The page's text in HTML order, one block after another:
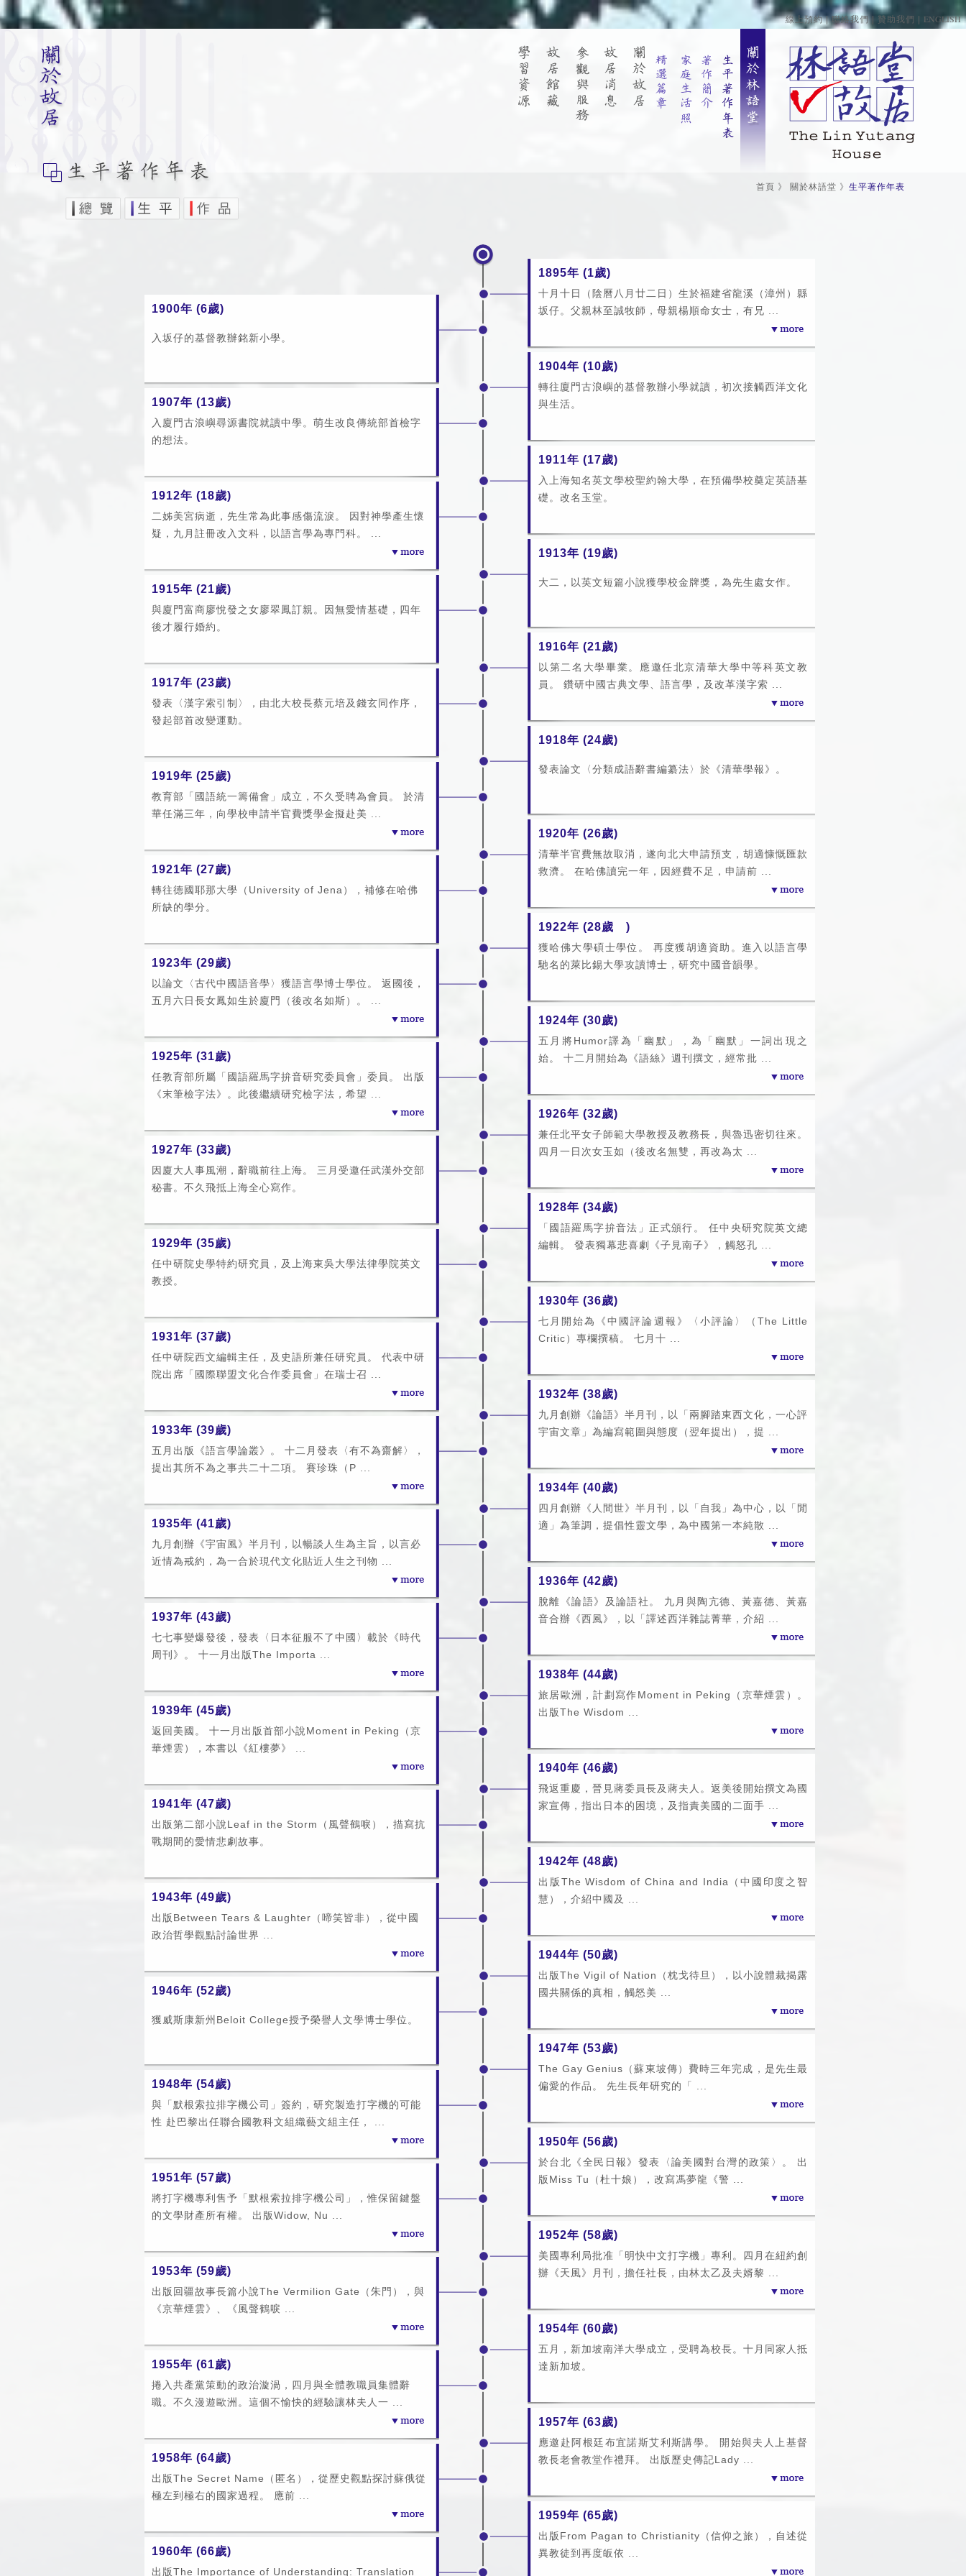
1895年 (1歲)
十月十日（陰曆八月廿二日）生於福建省龍溪（漳州）縣
坂仔。父親林至誠牧師，母親楊順命女士，有兄 ...
1900年 (6歲)
入坂仔的基督教辦銘新小學。
1904年 (10歲)
轉往廈門古浪嶼的基督教辦小學就讀，初次接觸西洋文化
與生活。
1907年 (13歲)
入廈門古浪嶼尋源書院就讀中學。萌生改良傳統部首檢字
的想法。
1911年 (17歲)
入上海知名英文學校聖約翰大學，在預備學校奠定英語基
礎。改名玉堂。
1912年 (18歲)
二姊美宮病逝，先生常為此事感傷流淚。 因對神學產生懷
疑，九月註冊改入文科，以語言學為專門科。 ...
1913年 (19歲)
大二，以英文短篇小說獲學校金牌獎，為先生處女作。
1915年 (21歲)
與廈門富商廖悅發之女廖翠鳳訂親。因無愛情基礎，四年
後才履行婚約。
1916年 (21歲)
以第二名大學畢業。應邀任北京清華大學中等科英文教
員。 鑽研中國古典文學、語言學，及改革漢字索 ...
1917年 (23歲)
發表〈漢字索引制〉，由北大校長蔡元培及錢玄同作序，
發起部首改變運動。
1918年 (24歲)
發表論文〈分類成語辭書編纂法〉於《清華學報》。
1919年 (25歲)
教育部「國語統一籌備會」成立，不久受聘為會員。 於清
華任滿三年，向學校申請半官費獎學金擬赴美 ...
1920年 (26歲)
清華半官費無故取消，遂向北大申請預支，胡適慷慨匯款
救濟。 在哈佛讀完一年，因經費不足，申請前 ...
1921年 (27歲)
轉往德國耶那大學（University of Jena），補修在哈佛
所缺的學分。
1922年 (28歲 )
獲哈佛大學碩士學位。 再度獲胡適資助。進入以語言學
馳名的萊比錫大學攻讀博士，研究中國音韻學。
1923年 (29歲)
以論文〈古代中國語音學〉獲語言學博士學位。 返國後，
五月六日長女鳳如生於廈門（後改名如斯）。 ...
1924年 (30歲)
五月將Humor譯為「幽默」，為「幽默」一詞出現之
始。 十二月開始為《語絲》週刊撰文，經常批 ...
1925年 (31歲)
任教育部所屬「國語羅馬字拚音研究委員會」委員。 出版
《末筆檢字法》。此後繼續研究檢字法，希望 ...
1926年 (32歲)
兼任北平女子師範大學教授及教務長，與魯迅密切往來。
四月一日次女玉如（後改名無雙，再改為太 ...
1927年 (33歲)
因廈大人事風潮，辭職前往上海。 三月受邀任武漢外交部
秘書。不久飛抵上海全心寫作。
1928年 (34歲)
「國語羅馬字拚音法」正式頒行。 任中央研究院英文總
編輯。 發表獨幕悲喜劇《子見南子》，觸怒孔 ...
1929年 (35歲)
任中研院史學特約研究員，及上海東吳大學法律學院英文
教授。
1930年 (36歲)
七月開始為《中國評論週報》〈小評論〉（The Little
Critic）專欄撰稿。 七月十 ...
1931年 (37歲)
任中研院西文編輯主任，及史語所兼任研究員。 代表中研
院出席「國際聯盟文化合作委員會」在瑞士召 ...
1932年 (38歲)
九月創辦《論語》半月刊，以「兩腳踏東西文化，一心評
宇宙文章」為編寫範圍與態度（翌年提出），提 ...
1933年 (39歲)
五月出版《語言學論叢》。 十二月發表〈有不為齋解〉，
提出其所不為之事共二十二項。 賽珍珠（P ...
1934年 (40歲)
四月創辦《人間世》半月刊，以「自我」為中心，以「閒
適」為筆調，提倡性靈文學，為中國第一本純散 ...
1935年 (41歲)
九月創辦《宇宙風》半月刊，以暢談人生為主旨，以言必
近情為戒約，為一合於現代文化貼近人生之刊物 ...
1936年 (42歲)
脫離《論語》及論語社。 九月與陶亢德、黃嘉德、黃嘉
音合辦《西風》，以「譯述西洋雜誌菁華，介紹 ...
1937年 (43歲)
七七事變爆發後，發表〈日本征服不了中國〉載於《時代
周刊》。 十一月出版The Importa ...
1938年 (44歲)
旅居歐洲，計劃寫作Moment in Peking（京華煙雲）。
出版The Wisdom ...
1939年 (45歲)
返回美國。 十一月出版首部小說Moment in Peking（京
華煙雲），本書以《紅樓夢》 ...
1940年 (46歲)
飛返重慶，晉見蔣委員長及蔣夫人。返美後開始撰文為國
家宣傳，指出日本的困境，及指責美國的二面手 ...
1941年 (47歲)
出版第二部小說Leaf in the Storm（風聲鶴唳），描寫抗
戰期間的愛情悲劇故事。
1942年 (48歲)
出版The Wisdom of China and India（中國印度之智
慧），介紹中國及 ...
1943年 (49歲)
出版Between Tears & Laughter（啼笑皆非），從中國
政治哲學觀點討論世界 ...
1944年 (50歲)
出版The Vigil of Nation（枕戈待旦），以小說體裁揭露
國共關係的真相，觸怒美 ...
1946年 (52歲)
獲威斯康新州Beloit College授予榮譽人文學博士學位。
1947年 (53歲)
The Gay Genius（蘇東坡傳）費時三年完成，是先生最
偏愛的作品。 先生長年研究的「 ...
1948年 (54歲)
與「默根索拉排字機公司」簽約，研究製造打字機的可能
性 赴巴黎出任聯合國教科文組織藝文組主任， ...
1950年 (56歲)
於台北《全民日報》發表〈論美國對台灣的政策〉。 出
版Miss Tu（杜十娘），改寫馮夢龍《警 ...
1951年 (57歲)
將打字機專利售予「默根索拉排字機公司」，惟保留鍵盤
的文學財產所有權。 出版Widow, Nu ...
1952年 (58歲)
美國專利局批准「明快中文打字機」專利。四月在紐約創
辦《天風》月刊，擔任社長，由林太乙及夫婿黎 ...
1953年 (59歲)
出版回疆故事長篇小說The Vermilion Gate（朱門），與
《京華煙雲》、《風聲鶴唳 ...
1954年 (60歲)
五月，新加坡南洋大學成立，受聘為校長。十月同家人抵
達新加坡。
1955年 (61歲)
捲入共產黨策動的政治漩渦，四月與全體教職員集體辭
職。不久漫遊歐洲。這個不愉快的經驗讓林夫人一 ...
1957年 (63歲)
應邀赴阿根廷布宜諾斯艾利斯講學。 開始與夫人上基督
教長老會教堂作禮拜。 出版歷史傳記Lady ...
1958年 (64歲)
出版The Secret Name（匿名），從歷史觀點探討蘇俄從
極左到極右的國家過程。 應前 ...
1959年 (65歲)
出版From Pagan to Christianity（信仰之旅），自述從
異教徒到再度皈依 ...
1960年 (66歲)
出版The Importance of Understanding: Translation
線上預約|聯絡我們| 贊助我們 ENGLISH
首頁 》 關於林語堂 》 生平著作年表